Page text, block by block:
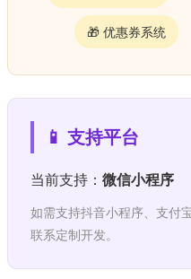
🎁 优惠券系统
📱 支持平台
当前支持： 微信小程序
如需支持抖音小程序、支付
联系定制开发。